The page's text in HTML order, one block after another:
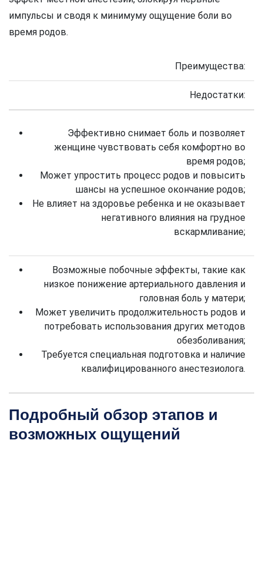
импульсы и сводя к минимуму ощущение боли во
время родов.
Преимущества:
Недостатки:
Эффективно снимает боль и позволяет
женщине чувствовать себя комфортно во
время родов;
Может упростить процесс родов и повысить
шансы на успешное окончание родов;
Не влияет на здоровье ребенка и не оказывает
негативного влияния на грудное
вскармливание;
Возможные побочные эффекты, такие как
низкое понижение артериального давления и
головная боль у матери;
Может увеличить продолжительность родов и
потребовать использования других методов
обезболивания;
Требуется специальная подготовка и наличие
квалифицированного анестезиолога.
Подробный обзор этапов и
возможных ощущений